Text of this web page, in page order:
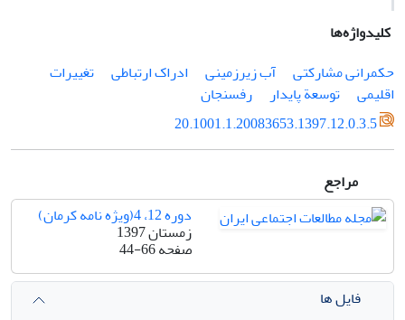
کلیدواژه‌ها
حکمرانی مشارکتی
آب زیرزمینی ادراک ارتباطی
تغییرات
اقلیمی
توسعة پایدار
رفسنجان
20.1001.1.20083653.1397.12.0.3.5
مراجع
دوره 12، 4(ویژه نامه کرمان)
زمستان 1397
صفحه44-66
فایل ها